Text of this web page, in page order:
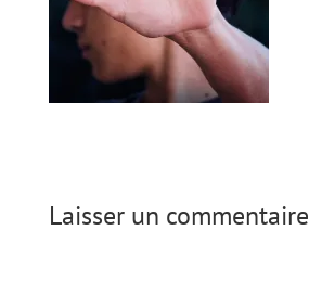
Laisser un commentaire